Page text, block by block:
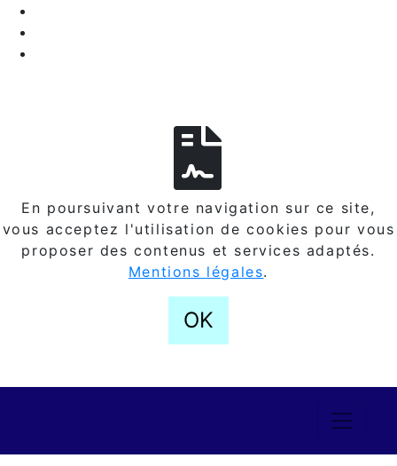
En poursuivant votre navigation sur ce site,
vous acceptez l'utilisation de cookies pour vous
proposer des contenus et services adaptés.
Mentions légales.
OK